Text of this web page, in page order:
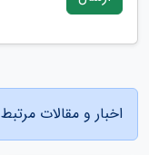
اخبار و مقالات مرتبط